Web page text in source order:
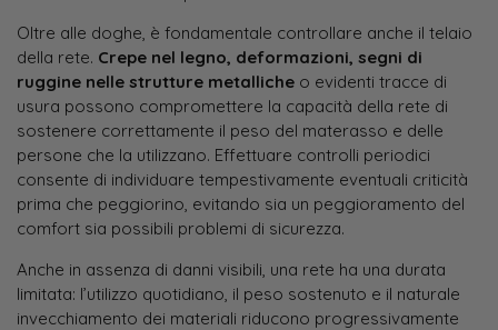
Oltre alle doghe, è fondamentale controllare anche il telaio
della rete. Crepe nel legno, deformazioni, segni di
ruggine nelle strutture metalliche o evidenti tracce di
usura possono compromettere la capacità della rete di
sostenere correttamente il peso del materasso e delle
persone che la utilizzano. Effettuare controlli periodici
consente di individuare tempestivamente eventuali criticità
prima che peggiorino, evitando sia un peggioramento del
comfort sia possibili problemi di sicurezza.
Anche in assenza di danni visibili, una rete ha una durata
limitata: l’utilizzo quotidiano, il peso sostenuto e il naturale
invecchiamento dei materiali riducono progressivamente